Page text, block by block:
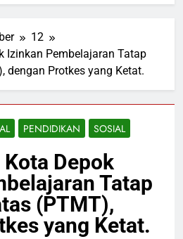
12
Izinkan Pembelajaran Tatap
dengan Protkes yang Ketat.
PENDIDIKAN SOSIAL
Depok
Tatap
(PTMT),
yang Ketat.